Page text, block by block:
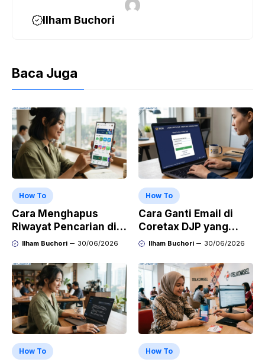
Ilham Buchori
Baca Juga
How To
Cara Menghapus
Riwayat Pencarian di
Play Store di HP
OPPO, dan Vivo
Ilham Buchori 30/06/2026
How To
Cara Ganti Email di
Coretax DJP yang
Sudah Tidak Aktif
Ilham Buchori 30/06/2026
How To How To